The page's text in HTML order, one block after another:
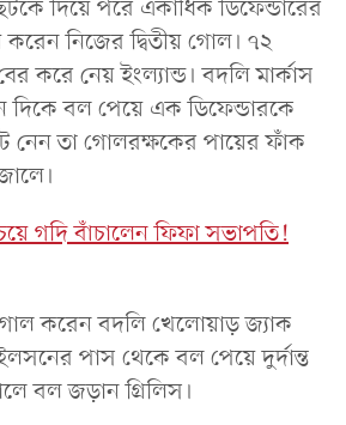
দিয়ে পরে একাধিক ডিফেন্ডারের
করেন নিজের দ্বিতীয় গোল। ৭২
করে নেয় ইংল্যান্ড। বদলি মার্কাস
দিকে বল পেয়ে এক ডিফেন্ডারকে
নেন তা গোলরক্ষকের পায়ের ফাঁক
গদি বাঁচালেন ফিফা সভাপতি!
করেন বদলি খেলোয়াড় জ্যাক
পাস থেকে বল পেয়ে দুর্দান্ত
বল জড়ান গ্রিলিস।